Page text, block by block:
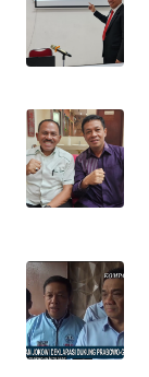
SERAMBI
WN
JAMBI
WN
WN
NTB
WN